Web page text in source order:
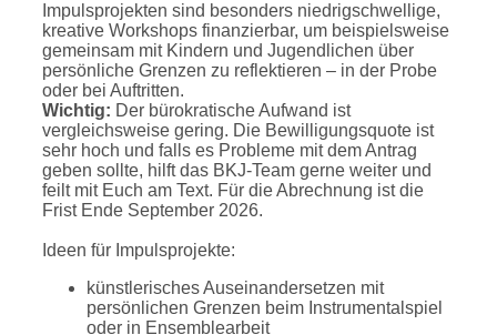
Impulsprojekten sind besonders niedrigschwellige,
kreative Workshops finanzierbar, um beispielsweise
gemeinsam mit Kindern und Jugendlichen über
persönliche Grenzen zu reflektieren – in der Probe
oder bei Auftritten.
Wichtig: Der bürokratische Aufwand ist
vergleichsweise gering. Die Bewilligungsquote ist
sehr hoch und falls es Probleme mit dem Antrag
geben sollte, hilft das BKJ-Team gerne weiter und
feilt mit Euch am Text. Für die Abrechnung ist die
Frist Ende September 2026.
Ideen für Impulsprojekte:
künstlerisches Auseinandersetzen mit
persönlichen Grenzen beim Instrumentalspiel
oder in Ensemblearbeit